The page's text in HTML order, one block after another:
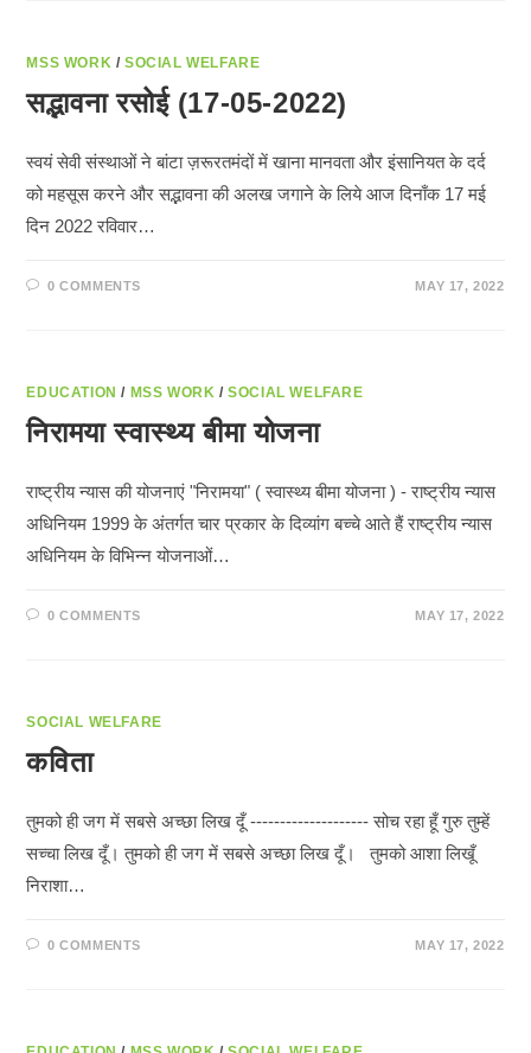
MSS WORK /SOCIAL WELFARE
सद्भावना रसोई (17-05-2022)
स्वयं सेवी संस्थाओं ने बांटा ज़रूरतमंदों में खाना मानवता और इंसानियत के दर्द
को महसूस करने और सद्भावना की अलख जगाने के लिये आज दिनाँक 17 मई
दिन 2022 रविवार…
0 COMMENTS MAY 17, 2022
EDUCATION / MSS WORK /SOCIAL WELFARE
निरामया स्वास्थ्य बीमा योजना
राष्ट्रीय न्यास की योजनाएं "निरामया" ( स्वास्थ्य बीमा योजना ) - राष्ट्रीय न्यास
अधिनियम 1999 के अंतर्गत चार प्रकार के दिव्यांग बच्चे आते हैं राष्ट्रीय न्यास
अधिनियम के विभिन्न योजनाओं…
0 COMMENTS MAY 17, 2022
SOCIAL WELFARE
कविता
तुमको ही जग में सबसे अच्छा लिख दूँ -------------------- सोच रहा हूँ गुरु तुम्हें
सच्चा लिख दूँ। तुमको ही जग में सबसे अच्छा लिख दूँ। तुमको आशा लिखूँ
निराशा…
0 COMMENTS MAY 17, 2022